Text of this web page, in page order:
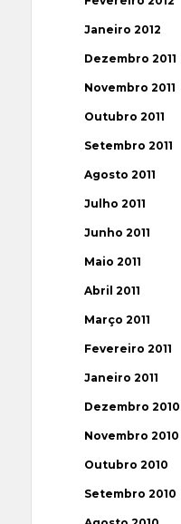
Janeiro 2012
Dezembro 2011
Novembro 2011
Outubro 2011
Setembro 2011
Agosto 2011
Julho 2011
Junho 2011
Maio 2011
Abril 2011
Março 2011
Fevereiro 2011
Janeiro 2011
Dezembro 2010
Novembro 2010
Outubro 2010
Setembro 2010